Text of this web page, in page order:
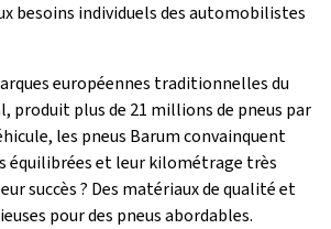
besoins individuels des automobilistes
européennes traditionnelles du
produit plus de 21 millions de pneus par
les pneus Barum convainquent
équilibrées et leur kilométrage très
succès ? Des matériaux de qualité et
pour des pneus abordables.